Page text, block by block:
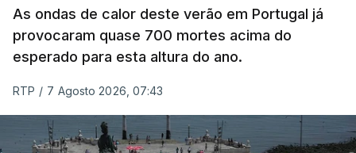
e rigor do processo" devido às falhas na
classificação eletrónica.
Serão também publicadas as notas da 2.ª fase
Quanto aos pedidos de reapreciação de provas
As ondas de calor deste verão em Portugal já
provocaram quase 700 mortes acima do
esperado para esta altura do ano.
RTP / 7 Agosto 2026, 07:43